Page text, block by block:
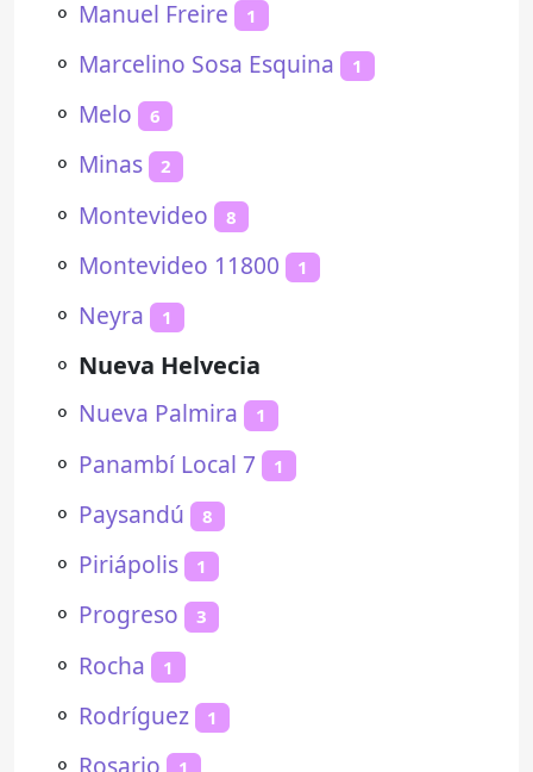
⚬ Manuel Freire 1
⚬ Marcelino Sosa Esquina 1
⚬ Melo 6
⚬ Minas 2
⚬ Montevideo 8
⚬ Montevideo 11800 1
⚬ Neyra 1
⚬ Nueva Helvecia
⚬ Nueva Palmira 1
⚬ Panambí Local 7 1
⚬ Paysandú 8
⚬ Piriápolis 1
⚬ Progreso 3
⚬ Rocha 1
⚬ Rodríguez 1
⚬ Rosario 1